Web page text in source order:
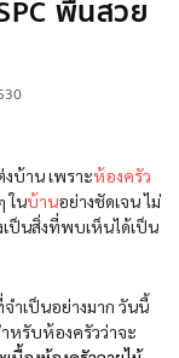
พื้นสวย
บ้าน เพราะห้องครัว
ในบ้านอย่างชัดเจน ไม่
ป็นสิ่งที่พบเห็นได้เป็น
ำเป็นอย่างมาก วันนี้
หรับห้องครัวว่าจะ